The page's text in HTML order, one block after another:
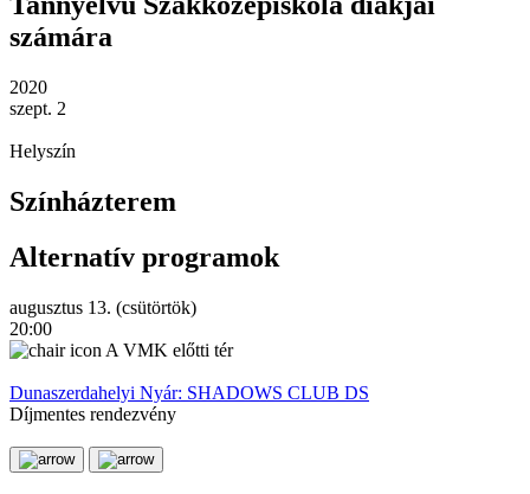
számára
2020
szept. 2
Helyszín
Színházterem
Alternatív programok
augusztus 13. (csütörtök)
20:00
A VMK előtti tér
Dunaszerdahelyi Nyár: SHADOWS CLUB DS
Díjmentes rendezvény